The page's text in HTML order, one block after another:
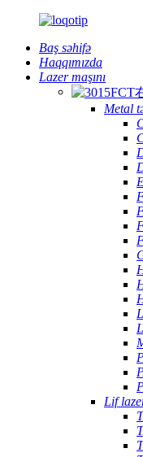
Baş səhifə
Haqqımızda
Lazer maşını
Metal
Lif